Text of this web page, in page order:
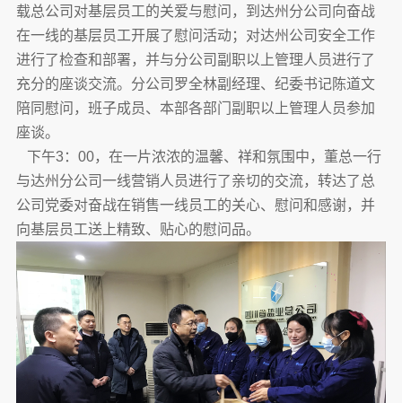
载总公司对基层员工的关爱与慰问，到达州分公司向奋战
在一线的基层员工开展了慰问活动；对达州公司安全工作
进行了检查和部署，并与分公司副职以上管理人员进行了
充分的座谈交流。分公司罗全林副经理、纪委书记陈道文
陪同慰问，班子成员、本部各部门副职以上管理人员参加
座谈。
下午3：00，在一片浓浓的温馨、祥和氛围中，董总一行
与达州分公司一线营销人员进行了亲切的交流，转达了总
公司党委对奋战在销售一线员工的关心、慰问和感谢，并
向基层员工送上精致、贴心的慰问品。